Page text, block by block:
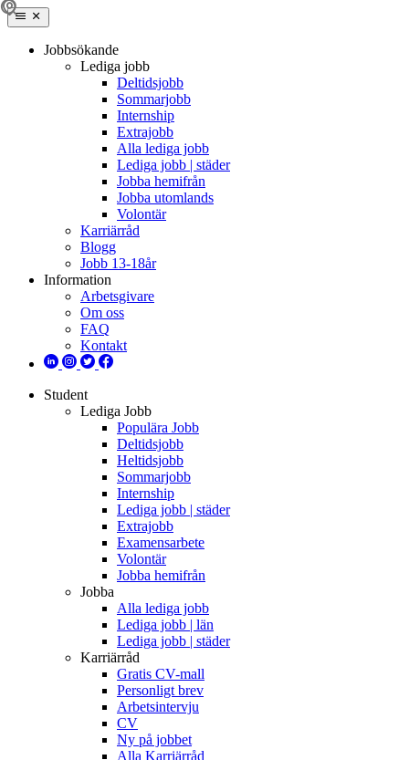
Jobbsökande
Lediga jobb
Deltidsjobb
Sommarjobb
Internship
Extrajobb
Alla lediga jobb
Lediga jobb | städer
Jobba hemifrån
Jobba utomlands
Volontär
Karriärråd
Blogg
Jobb 13-18år
Information
Arbetsgivare
Om oss
FAQ
Kontakt
Student
Lediga Jobb
Populära Jobb
Deltidsjobb
Heltidsjobb
Sommarjobb
Internship
Lediga jobb | städer
Extrajobb
Examensarbete
Volontär
Jobba hemifrån
Jobba
Alla lediga jobb
Lediga jobb | län
Lediga jobb | städer
Karriärråd
Gratis CV-mall
Personligt brev
Arbetsintervju
CV
Ny på jobbet
Alla Karriärråd